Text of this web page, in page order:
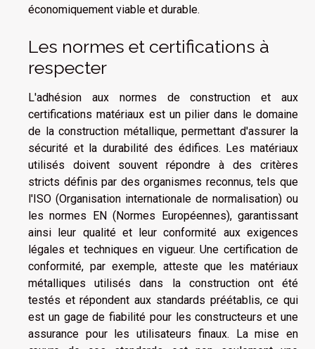
économiquement viable et durable.
Les normes et certifications à
respecter
L'adhésion aux normes de construction et aux
certifications matériaux est un pilier dans le domaine
de la construction métallique, permettant d'assurer la
sécurité et la durabilité des édifices. Les matériaux
utilisés doivent souvent répondre à des critères
stricts définis par des organismes reconnus, tels que
l'ISO (Organisation internationale de normalisation) ou
les normes EN (Normes Européennes), garantissant
ainsi leur qualité et leur conformité aux exigences
légales et techniques en vigueur. Une certification de
conformité, par exemple, atteste que les matériaux
métalliques utilisés dans la construction ont été
testés et répondent aux standards préétablis, ce qui
est un gage de fiabilité pour les constructeurs et une
assurance pour les utilisateurs finaux. La mise en